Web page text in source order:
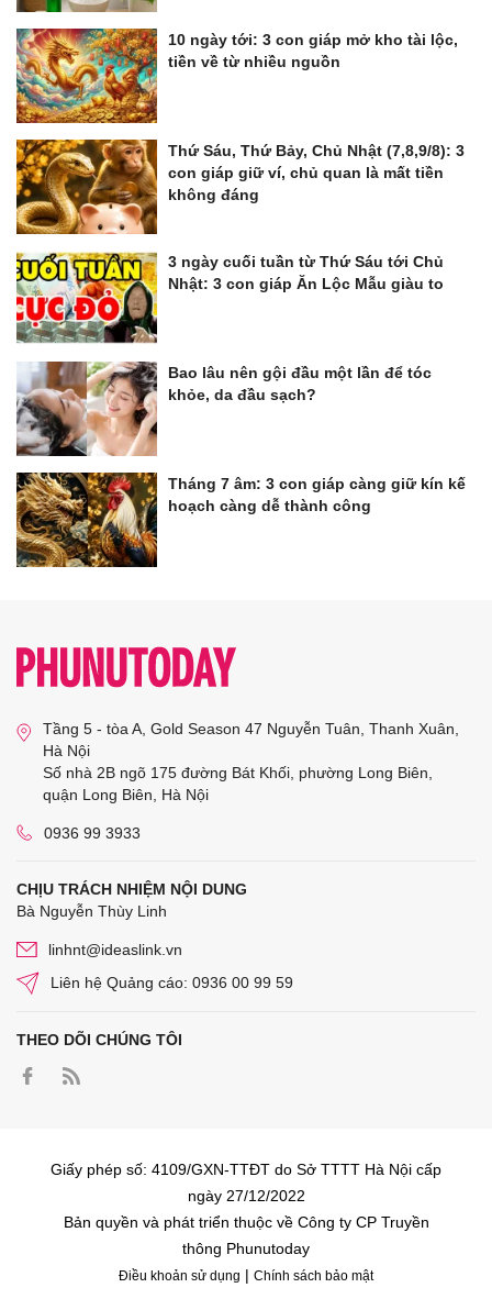
10 ngày tới: 3 con giáp mở kho tài lộc,
tiền về từ nhiều nguồn
Thứ Sáu, Thứ Bảy, Chủ Nhật (7,8,9/8): 3
con giáp giữ ví, chủ quan là mất tiền
không đáng
3 ngày cuối tuần từ Thứ Sáu tới Chủ
Nhật: 3 con giáp Ăn Lộc Mẫu giàu to
Bao lâu nên gội đầu một lần để tóc
khỏe, da đầu sạch?
Tháng 7 âm: 3 con giáp càng giữ kín kế
hoạch càng dễ thành công
Tầng 5 - tòa A, Gold Season 47 Nguyễn Tuân, Thanh Xuân,
Hà Nội
Số nhà 2B ngõ 175 đường Bát Khối, phường Long Biên,
quận Long Biên, Hà Nội
0936 99 3933
CHỊU TRÁCH NHIỆM NỘI DUNG
Bà Nguyễn Thùy Linh
linhnt@ideaslink.vn
Liên hệ Quảng cáo: 0936 00 99 59
THEO DÕI CHÚNG TÔI
Giấy phép số: 4109/GXN-TTĐT do Sở TTTT Hà Nội cấp
ngày 27/12/2022
Bản quyền và phát triển thuộc về Công ty CP Truyền
thông Phunutoday
Điều khoản sử dụng | Chính sách bảo mật